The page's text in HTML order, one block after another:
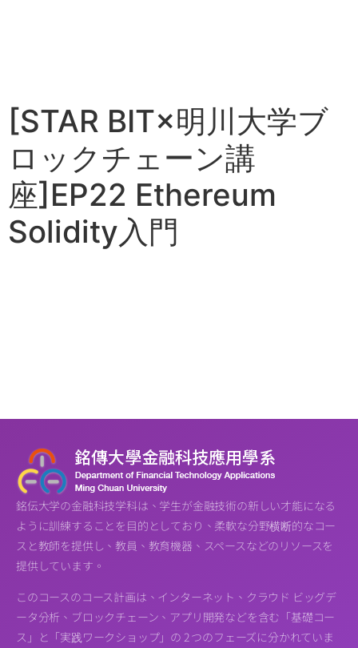
[STAR BIT×明川大学ブ
ロックチェーン講
座]EP22 Ethereum
Solidity入門
銘伝大学の金融科技学科は、学生が金融技術の新しい才能になる
ように訓練することを目的としており、柔軟な分野横断的なコー
スと教師を提供し、教員、教育機器、スペースなどのリソースを
提供しています。
このコースのコース計画は、インターネット、クラウド ビッグデ
ータ分析、ブロックチェーン、アプリ開発などを含む「基礎コー
ス」と「実践ワークショップ」の 2 つのフェーズに分かれていま